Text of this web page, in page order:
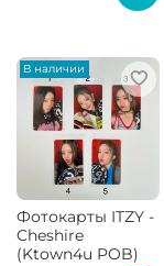
В наличии
Фотокарты ITZY -
Cheshire
(Ktown4u POB)